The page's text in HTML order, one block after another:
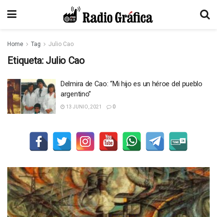
Home Tag Julio Cao
Etiqueta: Julio Cao
Delmira de Cao: “Mi hijo es un héroe del pueblo
argentino”
13 JUNIO, 2021 0